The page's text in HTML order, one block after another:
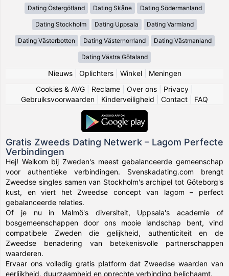
Dating Östergötland Dating Skåne Dating Södermanland
Dating Stockholm Dating Uppsala Dating Varmland
Dating Västerbotten Dating Västernorrland Dating Västmanland
Dating Västra Götaland
Nieuws| Oplichters| Winkel| Meningen
Cookies & AVG
Reclame Over ons Privacy
Gebruiksvoorwaarden
Kinderveiligheid Contact FAQ
Gratis Zweeds Dating Netwerk – Lagom Perfecte
Verbindingen
Hej! Welkom bij Zweden's meest gebalanceerde gemeenschap
voor authentieke verbindingen. Svenskadating.com brengt
Zweedse singles samen van Stockholm's archipel tot Göteborg's
kust, en viert het Zweedse concept van lagom – perfect
gebalanceerde relaties.
Of je nu in Malmö's diversiteit, Uppsala's academie of
bosgemeenschappen door ons mooie landschap bent, vind
compatibele Zweden die gelijkheid, authenticiteit en de
Zweedse benadering van betekenisvolle partnerschappen
waarderen.
Ervaar ons volledig gratis platform dat Zweedse waarden van
eerlijkheid, duurzaamheid en oprechte verbinding belichaamt.